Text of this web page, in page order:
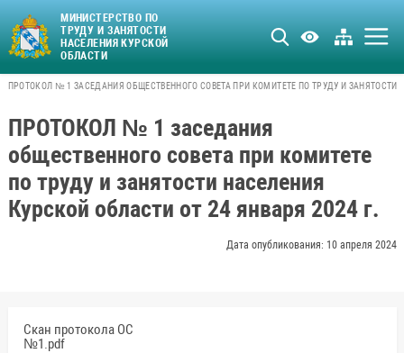
МИНИСТЕРСТВО ПО
ТРУДУ И ЗАНЯТОСТИ
НАСЕЛЕНИЯ КУРСКОЙ
ОБЛАСТИ
ПРОТОКОЛ № 1 ЗАСЕДАНИЯ ОБЩЕСТВЕННОГО СОВЕТА ПРИ КОМИТЕТЕ ПО ТРУДУ И ЗАНЯТОСТИ
ПРОТОКОЛ № 1 заседания
общественного совета при комитете
по труду и занятости населения
Курской области от 24 января 2024 г.
Дата опубликования: 10 апреля 2024
Скан протокола ОС
№1.pdf